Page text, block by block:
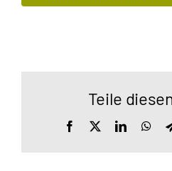
Teile
Facebook LinkedIn